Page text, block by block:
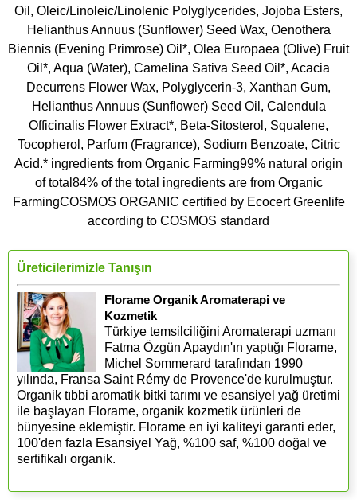
Oil, Oleic/Linoleic/Linolenic Polyglycerides, Jojoba Esters,
Helianthus Annuus (Sunflower) Seed Wax, Oenothera
Biennis (Evening Primrose) Oil*, Olea Europaea (Olive) Fruit
Oil*, Aqua (Water), Camelina Sativa Seed Oil*, Acacia
Decurrens Flower Wax, Polyglycerin-3, Xanthan Gum,
Helianthus Annuus (Sunflower) Seed Oil, Calendula
Officinalis Flower Extract*, Beta-Sitosterol, Squalene,
Tocopherol, Parfum (Fragrance), Sodium Benzoate, Citric
Acid.* ingredients from Organic Farming99% natural origin
of total84% of the total ingredients are from Organic
FarmingCOSMOS ORGANIC certified by Ecocert Greenlife
according to COSMOS standard
Üreticilerimizle Tanışın
Florame Organik Aromaterapi ve
Kozmetik
Türkiye temsilciliğini Aromaterapi uzmanı
Fatma Özgün Apaydın'ın yaptığı Florame,
Michel Sommerard tarafından 1990
yılında, Fransa Saint Rémy de Provence'de kurulmuştur.
Organik tıbbi aromatik bitki tarımı ve esansiyel yağ üretimi
ile başlayan Florame, organik kozmetik ürünleri de
bünyesine eklemiştir. Florame en iyi kaliteyi garanti eder,
100'den fazla Esansiyel Yağ, %100 saf, %100 doğal ve
sertifikalı organik.